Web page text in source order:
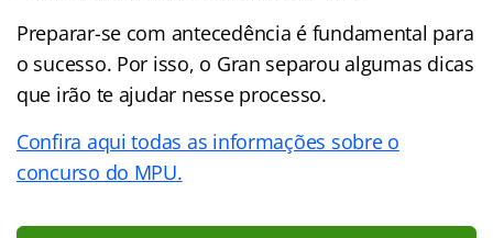
Preparar-se com antecedência é fundamental para
o sucesso. Por isso, o Gran separou algumas dicas
que irão te ajudar nesse processo.
Confira aqui todas as informações sobre o
concurso do MPU.